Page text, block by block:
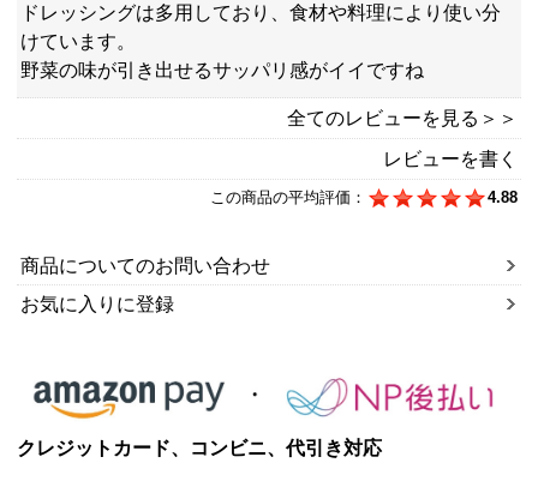
ドレッシングは多用しており、食材や料理により使い分
けています。
野菜の味が引き出せるサッパリ感がイイですね
全てのレビューを見る＞＞
レビューを書く
この商品の平均評価： 4.88
商品についてのお問い合わせ
お気に入りに登録
クレジットカード、コンビニ、代引き対応